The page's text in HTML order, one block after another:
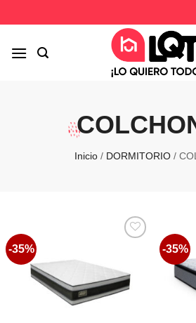
al
Inicio / DORMITORIO /
-35% -35%